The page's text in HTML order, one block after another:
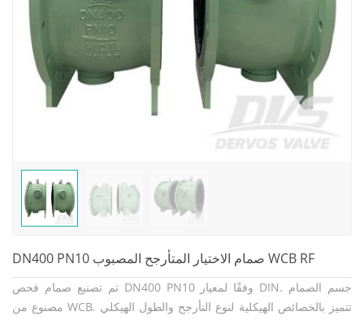
DN400 PN10 صمام الاختيار المتأرجح المصبوب WCB RF
تم تصنيع صمام فحص DN400 PN10 وفقًا لمعيار DIN. جسم الصمام
مصنوع من WCB. تتميز بالخصائص الهيكلية لنوع التأرجح والطول الهيكلي